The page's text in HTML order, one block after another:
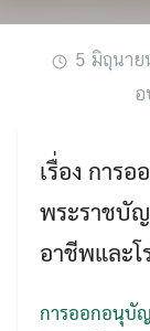
5 มิถุนา
อ
เรื่อง การ
พระราชบั
อาชีพและ
การออกอนุบั